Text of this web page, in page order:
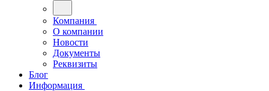
Компания
О компании
Новости
Документы
Реквизиты
Блог
Информация